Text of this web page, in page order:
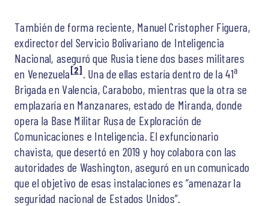
También de forma reciente, Manuel Cristopher Figuera,
exdirector del Servicio Bolivariano de Inteligencia
Nacional, aseguró que Rusia tiene dos bases militares
en Venezuela [2]. Una de ellas estaría dentro de la 41a
Brigada en Valencia, Carabobo, mientras que la otra se
emplazaría en Manzanares, estado de Miranda, donde
opera la Base Militar Rusa de Exploración de
Comunicaciones e Inteligencia. El exfuncionario
chavista, que desertó en 2019 y hoy colabora con las
autoridades de Washington, aseguró en un comunicado
que el objetivo de esas instalaciones es “amenazar la
seguridad nacional de Estados Unidos”.